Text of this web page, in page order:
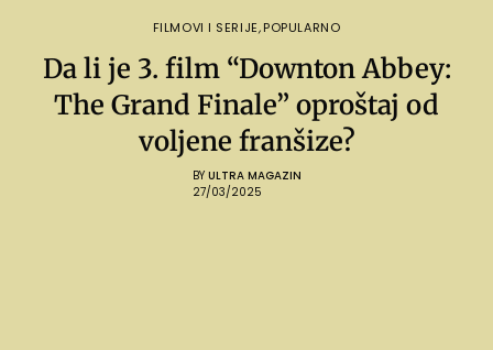
FILMOVI I SERIJE,POPULARNO
Da li je 3. film “Downton Abbey:
The Grand Finale” oproštaj od
voljene franšize?
BY ULTRA MAGAZIN
27/03/2025